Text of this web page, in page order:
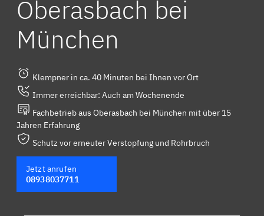
Oberasbach bei
München
Klempner in ca. 40 Minuten bei Ihnen vor Ort
Immer erreichbar: Auch am Wochenende
Fachbetrieb aus Oberasbach bei München mit über 15
Jahren Erfahrung
Schutz vor erneuter Verstopfung und Rohrbruch
Jetzt anrufen
08938037711